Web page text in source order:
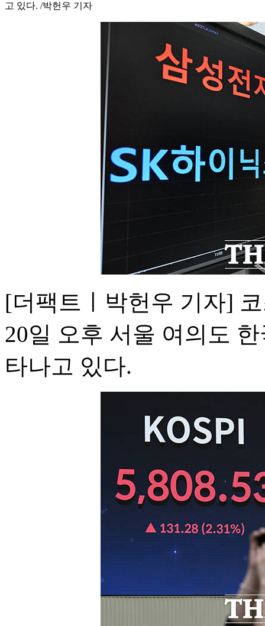
고 있다. /박헌우 기자
[더팩트ㅣ박헌우 기자]
20일 오후 서울 여의도
타나고 있다.